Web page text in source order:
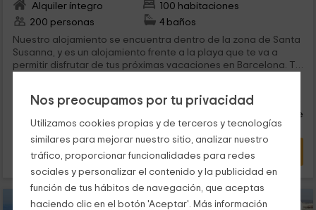
Nos preocupamos por tu privacidad
Utilizamos cookies propias y de terceros y tecnologías
similares para mejorar nuestro sitio, analizar nuestro
tráfico, proporcionar funcionalidades para redes
sociales y personalizar el contenido y la publicidad en
función de tus hábitos de navegación, que aceptas
haciendo clic en el botón 'Aceptar'. Más información
Alquiler íntegro
100 habitaciones
200 personas
4 baños
Nuestro alojamiento se encuentra dentro de la zona de Santa
Susanna, y es un alojamiento frente a la playa que te va a
permitir disfrutar de tus próximas vacaciones en Barcelona. Te
¡Bienvenidos!
Contacto directo
desde
persona y noche
VER OFERTA